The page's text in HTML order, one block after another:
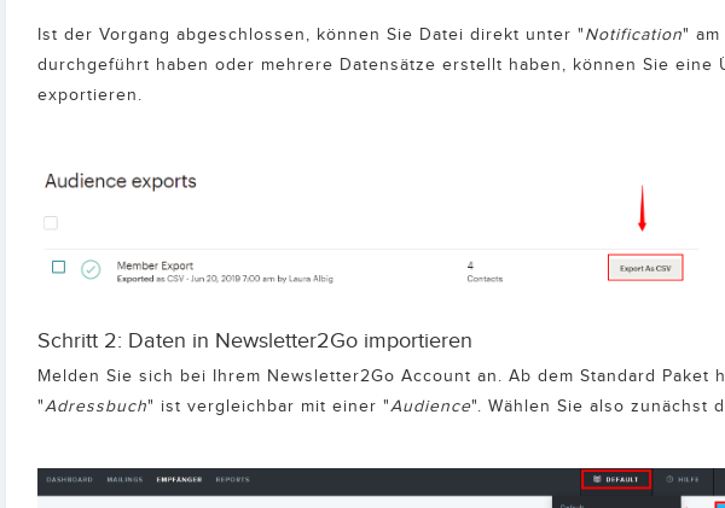
Ist der Vorgang abgeschlossen, können Sie Datei direkt unter "Notification"
durchgeführt haben oder mehrere Datensätze erstellt haben, können Sie eine
exportieren.
Schritt 2: Daten in Newsletter2Go importieren
Melden Sie sich bei Ihrem Newsletter2Go Account an. Ab dem Standard
"Adressbuch" ist vergleichbar mit einer "Audience". Wählen Sie also zunächst